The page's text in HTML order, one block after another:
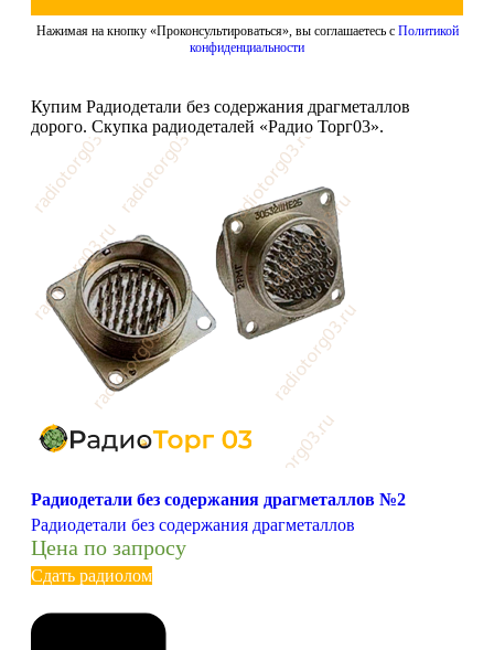
Нажимая на кнопку «Проконсультироваться», вы соглашаетесь с Политикой
конфиденциальности
Купим Радиодетали без содержания драгметаллов
дорого. Скупка радиодеталей «Радио Торг03».
Радиодетали без содержания драгметаллов №2
Радиодетали без содержания драгметаллов
Цена по запросу
Сдать радиолом